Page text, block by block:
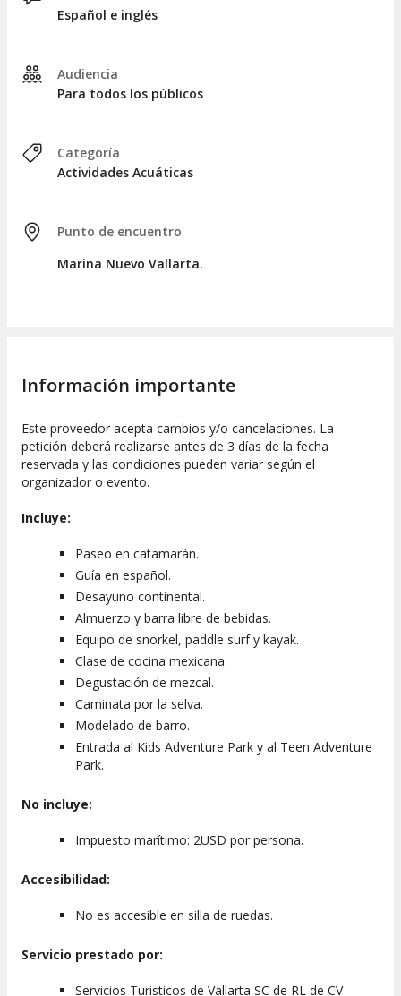
de inicio.
Español e inglés
Audiencia
Para todos los públicos
Categoría
Actividades Acuáticas
Punto de encuentro
Marina Nuevo Vallarta.
Información importante
Este proveedor acepta cambios y/o cancelaciones. La
petición deberá realizarse antes de 3 días de la fecha
reservada y las condiciones pueden variar según el
organizador o evento.
Incluye:
Paseo en catamarán.
Guía en español.
Desayuno continental.
Almuerzo y barra libre de bebidas.
Equipo de snorkel, paddle surf y kayak.
Clase de cocina mexicana.
Degustación de mezcal.
Caminata por la selva.
Modelado de barro.
Entrada al Kids Adventure Park y al Teen Adventure
Park.
No incluye:
Impuesto marítimo: 2USD por persona.
Accesibilidad:
No es accesible en silla de ruedas.
Servicio prestado por:
Servicios Turisticos de Vallarta SC de RL de CV -